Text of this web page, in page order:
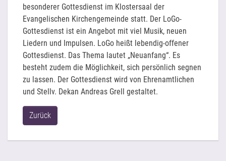
besonderer Gottesdienst im Klostersaal der
Evangelischen Kirchengemeinde statt. Der LoGo-
Gottesdienst ist ein Angebot mit viel Musik, neuen
Liedern und Impulsen. LoGo heißt lebendig-offener
Gottesdienst. Das Thema lautet „Neuanfang“. Es
besteht zudem die Möglichkeit, sich persönlich segnen
zu lassen. Der Gottesdienst wird von Ehrenamtlichen
und Stellv. Dekan Andreas Grell gestaltet.
Zurück